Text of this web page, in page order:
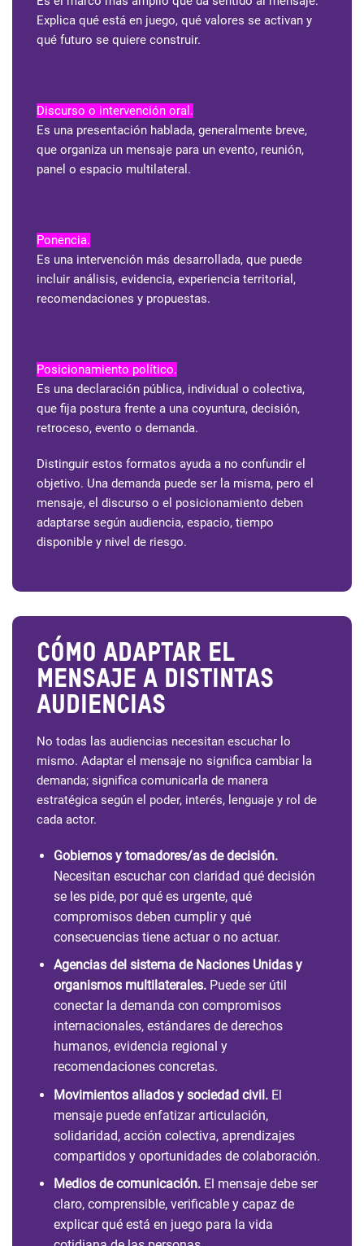
Explica qué está en juego, qué valores se activan y
qué futuro se quiere construir.
Discurso o intervención oral.
Es una presentación hablada, generalmente breve,
que organiza un mensaje para un evento, reunión,
panel o espacio multilateral.
Ponencia.
Es una intervención más desarrollada, que puede
incluir análisis, evidencia, experiencia territorial,
recomendaciones y propuestas.
Posicionamiento político.
Es una declaración pública, individual o colectiva,
que fija postura frente a una coyuntura, decisión,
retroceso, evento o demanda.
Distinguir estos formatos ayuda a no confundir el
objetivo. Una demanda puede ser la misma, pero el
mensaje, el discurso o el posicionamiento deben
adaptarse según audiencia, espacio, tiempo
disponible y nivel de riesgo.
Cómo adaptar el
mensaje a distintas
audiencias
No todas las audiencias necesitan escuchar lo
mismo. Adaptar el mensaje no significa cambiar la
demanda; significa comunicarla de manera
estratégica según el poder, interés, lenguaje y rol de
cada actor.
Gobiernos y tomadores/as de decisión.
Necesitan escuchar con claridad qué decisión
se les pide, por qué es urgente, qué
compromisos deben cumplir y qué
consecuencias tiene actuar o no actuar.
Agencias del sistema de Naciones Unidas y
organismos multilaterales. Puede ser útil
conectar la demanda con compromisos
internacionales, estándares de derechos
humanos, evidencia regional y
recomendaciones concretas.
Movimientos aliados y sociedad civil. El
mensaje puede enfatizar articulación,
solidaridad, acción colectiva, aprendizajes
compartidos y oportunidades de colaboración.
Medios de comunicación. El mensaje debe ser
claro, comprensible, verificable y capaz de
explicar qué está en juego para la vida